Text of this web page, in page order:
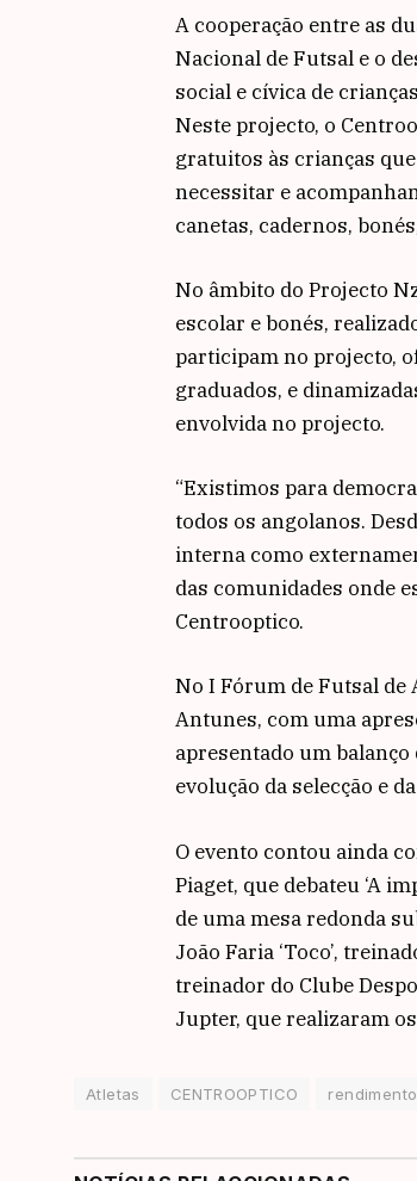
A cooperação entre as
Nacional de Futsal e o
social e cívica de
Neste projecto, o
gratuitos às crianças
necessitar e
canetas, cadernos,
No âmbito do Projecto
escolar e bonés,
participam no projecto,
graduados, e
envolvida no projecto.
“Existimos para
todos os angolanos.
interna como
das comunidades onde
Centrooptico.
No I Fórum de Futsal
Antunes, com uma
apresentado um
evolução da selecção e
O evento contou ainda
Piaget, que debateu ‘A
de uma mesa redonda
João Faria ‘Toco’,
treinador do Clube
Jupter, que realizaram
Atletas CENTROOPTICO rendimento